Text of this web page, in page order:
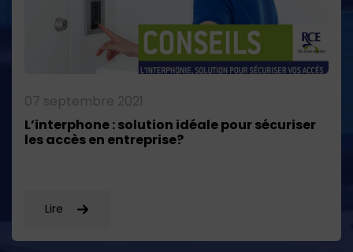
07 septembre 2021
L’interphone : solution idéale pour sécuriser
les accès en entreprise?
Lire